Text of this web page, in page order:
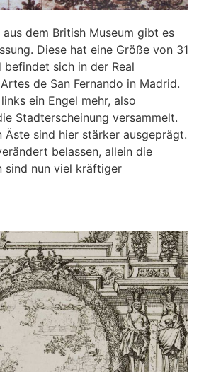
dem British Museum gibt es
Diese hat eine Größe von 31
sich in der Real
de San Fernando in Madrid.
ein Engel mehr, also
Stadterscheinung versammelt.
Äste sind hier stärker ausgeprägt.
belassen, allein die
sind nun viel kräftiger